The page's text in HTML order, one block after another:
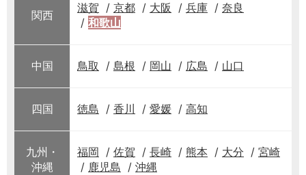
関西
滋賀 京都 大阪 兵庫
奈良
和歌山
中国 鳥取 島根 岡山 広島 山口
四国 徳島 香川 愛媛 高知
九州・
沖縄
福岡 佐賀 長崎 熊本 大分
宮崎
鹿児島
沖縄